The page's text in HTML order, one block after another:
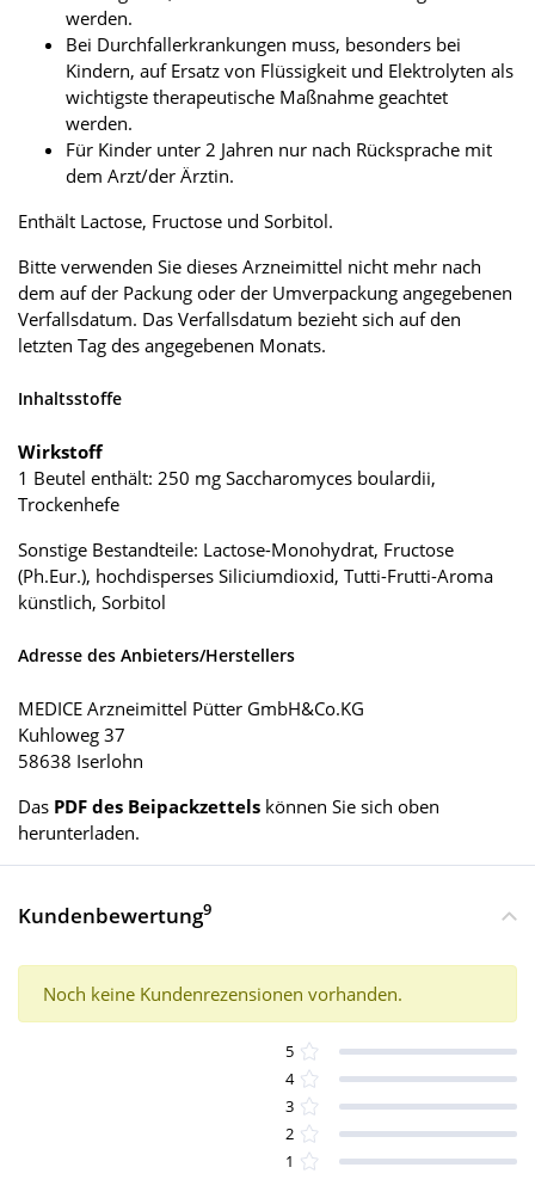
werden.
Bei Durchfallerkrankungen muss, besonders bei
Kindern, auf Ersatz von Flüssigkeit und Elektrolyten als
wichtigste therapeutische Maßnahme geachtet
werden.
Für Kinder unter 2 Jahren nur nach Rücksprache mit
dem Arzt/der Ärztin.
Enthält Lactose, Fructose und Sorbitol.
Bitte verwenden Sie dieses Arzneimittel nicht mehr nach
dem auf der Packung oder der Umverpackung angegebenen
Verfallsdatum. Das Verfallsdatum bezieht sich auf den
letzten Tag des angegebenen Monats.
Inhaltsstoffe
Wirkstoff
1 Beutel enthält: 250 mg Saccharomyces boulardii,
Trockenhefe
Sonstige Bestandteile: Lactose-Monohydrat, Fructose
(Ph.Eur.), hochdisperses Siliciumdioxid, Tutti-Frutti-Aroma
künstlich, Sorbitol
Adresse des Anbieters/Herstellers
MEDICE Arzneimittel Pütter GmbH&Co.KG
Kuhloweg 37
58638 Iserlohn
Das PDF des Beipackzettels können Sie sich oben
herunterladen.
Kundenbewertung9
Noch keine Kundenrezensionen vorhanden.
5
4
3
2
1